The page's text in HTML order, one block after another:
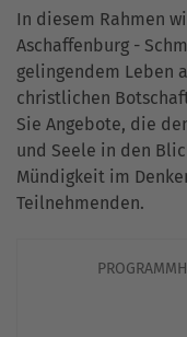
In diesem Rahmen
Aschaffenburg -
gelingendem Leben
christlichen
Sie Angebote, die
und Seele in den
Mündigkeit im
Teilnehmenden.